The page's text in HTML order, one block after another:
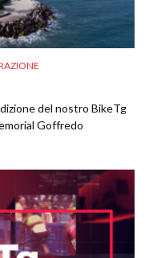
del nostro BikeTg
Goffredo